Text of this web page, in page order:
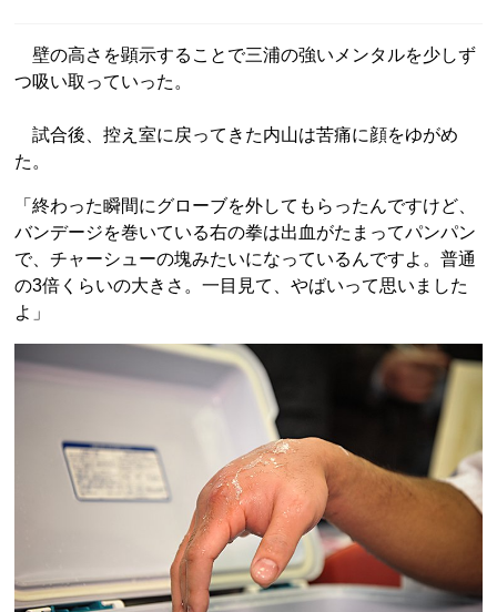
壁の高さを顕示することで三浦の強いメンタルを少しず
つ吸い取っていった。
試合後、控え室に戻ってきた内山は苦痛に顔をゆがめ
た。
「終わった瞬間にグローブを外してもらったんですけど、
バンデージを巻いている右の拳は出血がたまってパンパン
で、チャーシューの塊みたいになっているんですよ。普通
の3倍くらいの大きさ。一目見て、やばいって思いました
よ」